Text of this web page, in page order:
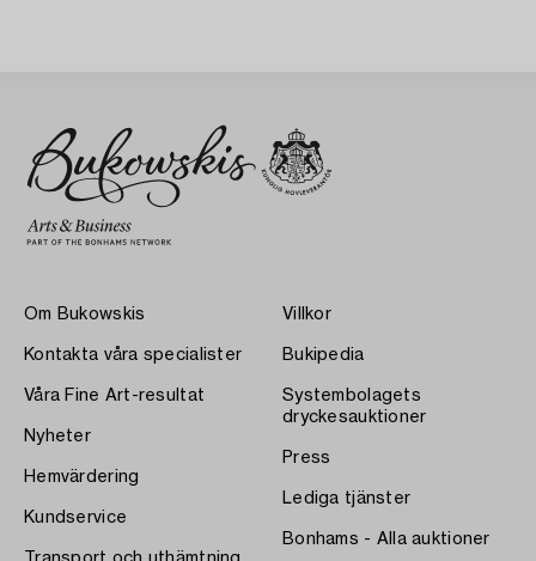
Om Bukowskis
Kontakta våra specialister
Våra Fine Art-resultat
Nyheter
Hemvärdering
Kundservice
Villkor
Bukipedia
Systembolagets
dryckesauktioner
Press
Lediga tjänster
Bonhams - Alla auktioner